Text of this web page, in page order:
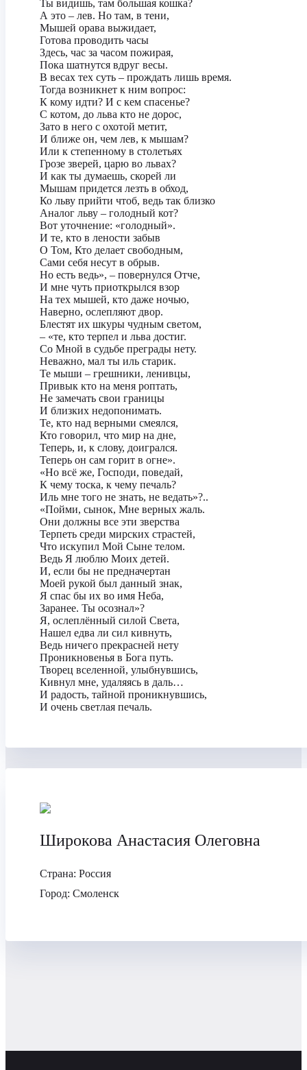
Ты видишь, там большая кошка?
А это – лев. Но там, в тени,
Мышей орава выжидает,
Готова проводить часы
Здесь, час за часом пожирая,
Пока шатнутся вдруг весы.
В весах тех суть – прождать лишь время.
Тогда возникнет к ним вопрос:
К кому идти? И с кем спасенье?
С котом, до льва кто не дорос,
Зато в него с охотой метит,
И ближе он, чем лев, к мышам?
Или к степенному в столетьях
Грозе зверей, царю во львах?
И как ты думаешь, скорей ли
Мышам придется лезть в обход,
Ко льву прийти чтоб, ведь так близко
Аналог льву – голодный кот?
Вот уточнение: «голодный».
И те, кто в лености забыв
О Том, Кто делает свободным,
Сами себя несут в обрыв.
Но есть ведь», – повернулся Отче,
И мне чуть приоткрылся взор
На тех мышей, кто даже ночью,
Наверно, ослепляют двор.
Блестят их шкуры чудным светом,
– «те, кто терпел и льва достиг.
Со Мной в судьбе преграды нету.
Неважно, мал ты иль старик.
Те мыши – грешники, ленивцы,
Привык кто на меня роптать,
Не замечать свои границы
И близких недопонимать.
Те, кто над верными смеялся,
Кто говорил, что мир на дне,
Теперь, и, к слову, доигрался.
Теперь он сам горит в огне».
«Но всё же, Господи, поведай,
К чему тоска, к чему печаль?
Иль мне того не знать, не ведать»?..
«Пойми, сынок, Мне верных жаль.
Они должны все эти зверства
Терпеть среди мирских страстей,
Что искупил Мой Сыне телом.
Ведь Я люблю Моих детей.
И, если бы не предначертан
Моей рукой был данный знак,
Я спас бы их во имя Неба,
Заранее. Ты осознал»?
Я, ослеплённый силой Света,
Нашел едва ли сил кивнуть,
Ведь ничего прекрасней нету
Проникновенья в Бога путь.
Творец вселенной, улыбнувшись,
Кивнул мне, удаляясь в даль…
И радость, тайной проникнувшись,
И очень светлая печаль.
Широкова Анастасия Олеговна
Страна: Россия
Город: Смоленск